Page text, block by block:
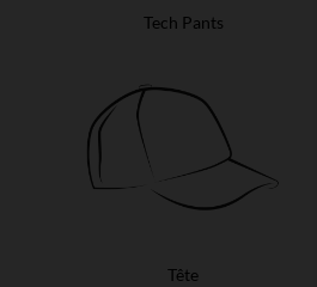
Tech Pants
Tête